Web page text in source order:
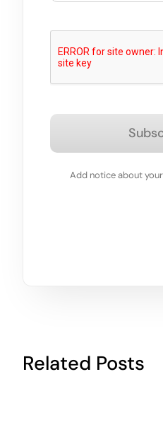
Add notice about your
Related Posts